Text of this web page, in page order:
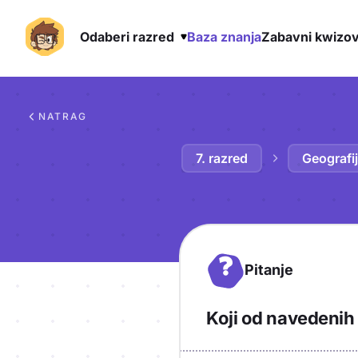
Odaberi razred Baza znanjaZabavni
NATRAG
7. razred
? Pitanje
Koji od